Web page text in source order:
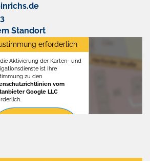
Standort
Lemgo
erforderlich
Aktivierung der Karten- und
ist Ihre
zu den
vom
Google LLC